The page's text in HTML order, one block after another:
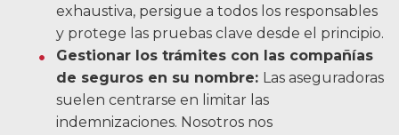
exhaustiva, persigue a todos los responsables
y protege las pruebas clave desde el principio.
Gestionar los trámites con las compañías
de seguros en su nombre: Las aseguradoras
suelen centrarse en limitar las
indemnizaciones. Nosotros nos